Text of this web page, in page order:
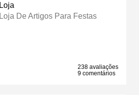
Loja
Loja De Artigos Para Festas
238 avaliações
9 comentários